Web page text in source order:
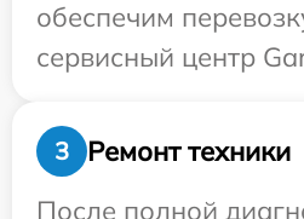
обеспечим
сервисный центр
3
Ремонт техники
После полной